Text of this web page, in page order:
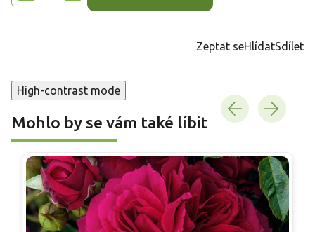
Zeptat seHlídatSdílet
High-contrast mode
Mohlo by se vám také líbit